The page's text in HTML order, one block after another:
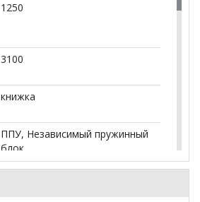
1250
3100
книжка
ППУ, Независимый пружинный
блок
нет
3